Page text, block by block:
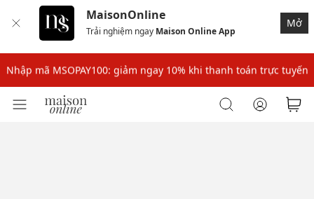
MaisonOnline
Trải nghiệm ngay Maison Online App
Mở
Nhập mã: MSOXINCHAO - Giảm 10% đơn đầu cho thành viên mới!
Nhập mã MSOPAY100: giảm ngay 10% khi thanh toán trực tuyến
Nhập mã: MSOXINCHAO - Giảm 10% đơn đầu cho thành viên mới!